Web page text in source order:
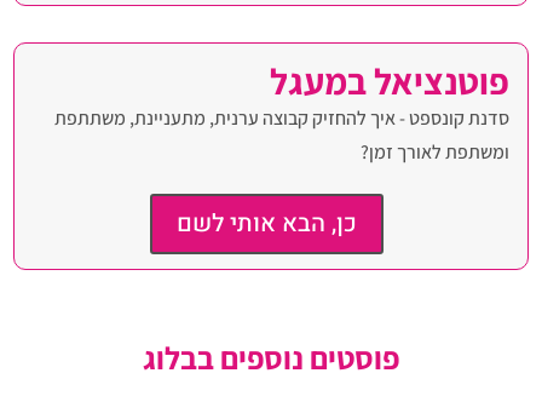
פוטנציאל במעגל
סדנת קונספט - איך להחזיק קבוצה ערנית, מתעניינת, משתתפת
ומשתפת לאורך זמן?
כן, הבא אותי לשם
פוסטים נוספים בבלוג